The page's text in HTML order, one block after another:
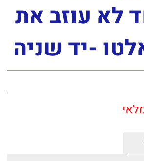
לא עוזב את
-יד שניה